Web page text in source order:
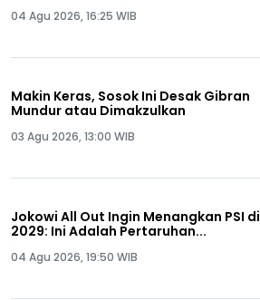
04 Agu 2026, 16:25 WIB
Makin Keras, Sosok Ini Desak Gibran
Mundur atau Dimakzulkan
03 Agu 2026, 13:00 WIB
Jokowi All Out Ingin Menangkan PSI di
2029: Ini Adalah Pertaruhan...
04 Agu 2026, 19:50 WIB